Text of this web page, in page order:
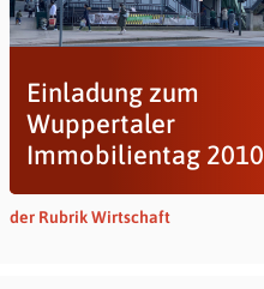
Einladung zum
Wuppertaler
Immobilientag 2010
der Rubrik Wirtschaft